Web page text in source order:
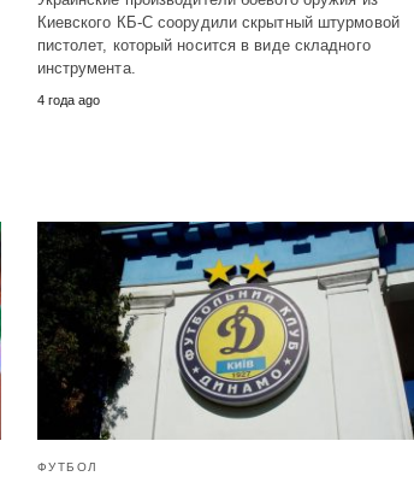
Киевского КБ-С соорудили скрытный штурмовой
пистолет, который носится в виде складного
инструмента.
4 года ago
ФУТБОЛ